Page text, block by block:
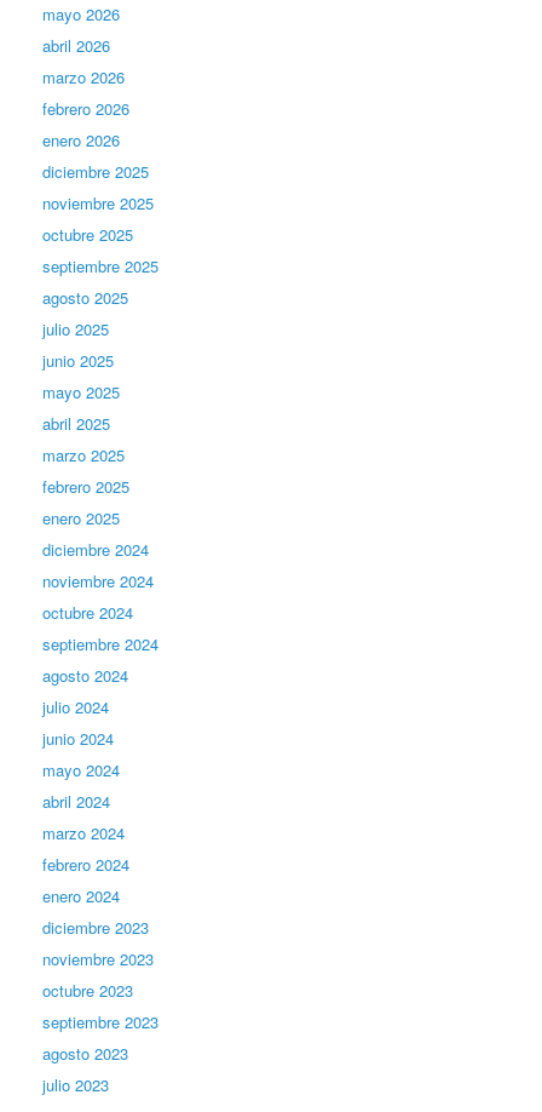
mayo 2026
abril 2026
marzo 2026
febrero 2026
enero 2026
diciembre 2025
noviembre 2025
octubre 2025
septiembre 2025
agosto 2025
julio 2025
junio 2025
mayo 2025
abril 2025
marzo 2025
febrero 2025
enero 2025
diciembre 2024
noviembre 2024
octubre 2024
septiembre 2024
agosto 2024
julio 2024
junio 2024
mayo 2024
abril 2024
marzo 2024
febrero 2024
enero 2024
diciembre 2023
noviembre 2023
octubre 2023
septiembre 2023
agosto 2023
julio 2023